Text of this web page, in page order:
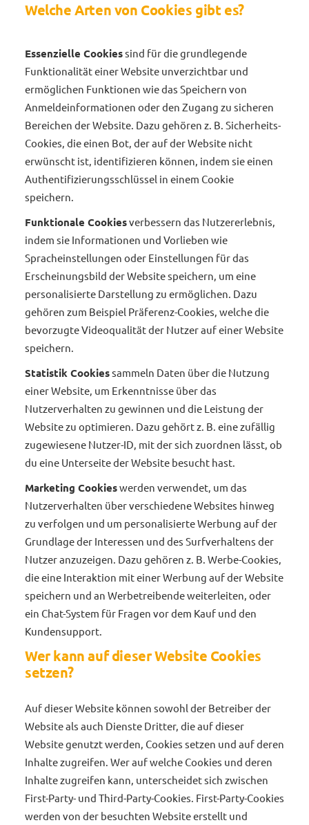
Welche Arten von Cookies gibt es?
Essenzielle Cookiessind für die grundlegende
Funktionalität einer Website unverzichtbar und
ermöglichen Funktionen wie das Speichern von
Anmeldeinformationen oder den Zugang zu sicheren
Bereichen der Website. Dazu gehören z. B. Sicherheits-
Cookies, die einen Bot, der auf der Website nicht
erwünscht ist, identifizieren können, indem sie einen
Authentifizierungsschlüssel in einem Cookie
speichern.
Funktionale Cookiesverbessern das Nutzererlebnis,
indem sie Informationen und Vorlieben wie
Spracheinstellungen oder Einstellungen für das
Erscheinungsbild der Website speichern, um eine
personalisierte Darstellung zu ermöglichen. Dazu
gehören zum Beispiel Präferenz-Cookies, welche die
bevorzugte Videoqualität der Nutzer auf einer Website
speichern.
Statistik Cookiessammeln Daten über die Nutzung
einer Website, um Erkenntnisse über das
Nutzerverhalten zu gewinnen und die Leistung der
Website zu optimieren. Dazu gehört z. B. eine zufällig
zugewiesene Nutzer-ID, mit der sich zuordnen lässt, ob
du eine Unterseite der Website besucht hast.
Marketing Cookieswerden verwendet, um das
Nutzerverhalten über verschiedene Websites hinweg
zu verfolgen und um personalisierte Werbung auf der
Grundlage der Interessen und des Surfverhaltens der
Nutzer anzuzeigen. Dazu gehören z. B. Werbe-Cookies,
die eine Interaktion mit einer Werbung auf der Website
speichern und an Werbetreibende weiterleiten, oder
ein Chat-System für Fragen vor dem Kauf und den
Kundensupport.
Wer kann auf dieser Website Cookies
setzen?
Auf dieser Website können sowohl der Betreiber der
Website als auch Dienste Dritter, die auf dieser
Website genutzt werden, Cookies setzen und auf deren
Inhalte zugreifen. Wer auf welche Cookies und deren
Inhalte zugreifen kann, unterscheidet sich zwischen
First-Party- und Third-Party-Cookies. First-Party-Cookies
werden von der besuchten Website erstellt und